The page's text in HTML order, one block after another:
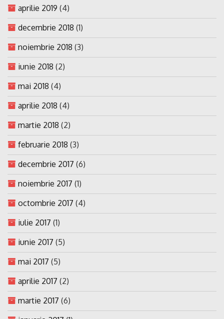
aprilie 2019 (4)
decembrie 2018 (1)
noiembrie 2018 (3)
iunie 2018 (2)
mai 2018 (4)
aprilie 2018 (4)
martie 2018 (2)
februarie 2018 (3)
decembrie 2017 (6)
noiembrie 2017 (1)
octombrie 2017 (4)
iulie 2017 (1)
iunie 2017 (5)
mai 2017 (5)
aprilie 2017 (2)
martie 2017 (6)